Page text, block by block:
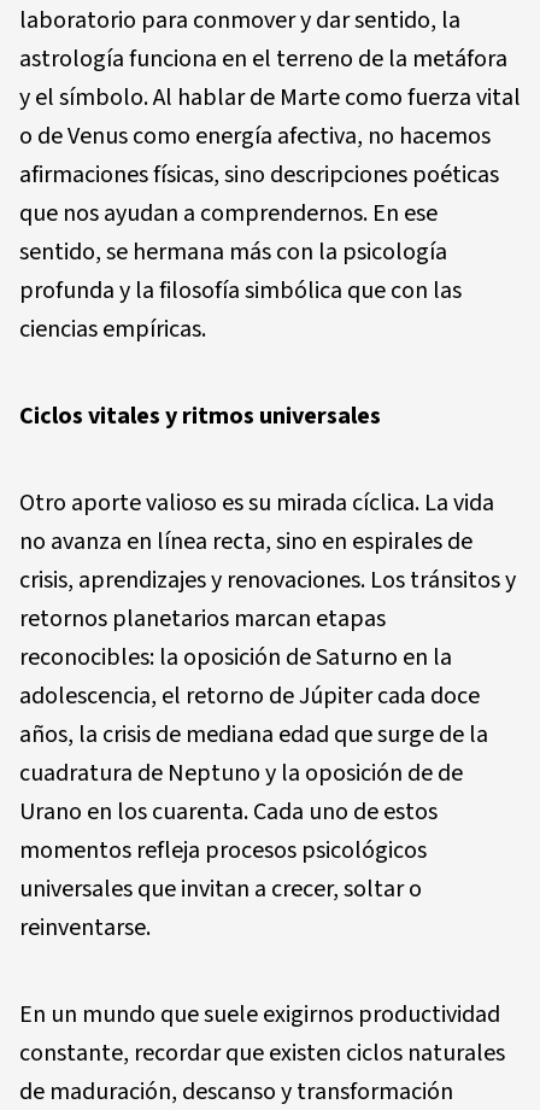
laboratorio para conmover y dar sentido, la
astrología funciona en el terreno de la metáfora
y el símbolo. Al hablar de Marte como fuerza vital
o de Venus como energía afectiva, no hacemos
afirmaciones físicas, sino descripciones poéticas
que nos ayudan a comprendernos. En ese
sentido, se hermana más con la psicología
profunda y la filosofía simbólica que con las
ciencias empíricas.
Ciclos vitales y ritmos universales
Otro aporte valioso es su mirada cíclica. La vida
no avanza en línea recta, sino en espirales de
crisis, aprendizajes y renovaciones. Los tránsitos y
retornos planetarios marcan etapas
reconocibles: la oposición de Saturno en la
adolescencia, el retorno de Júpiter cada doce
años, la crisis de mediana edad que surge de la
cuadratura de Neptuno y la oposición de de
Urano en los cuarenta. Cada uno de estos
momentos refleja procesos psicológicos
universales que invitan a crecer, soltar o
reinventarse.
En un mundo que suele exigirnos productividad
constante, recordar que existen ciclos naturales
de maduración, descanso y transformación